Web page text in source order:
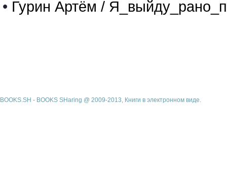
• Гурин Артём /
BOOKS.SH - BOOKS SHaring @ 2009-2013, Книги в электронном виде.